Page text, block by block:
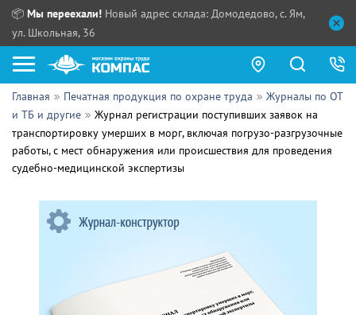
📦 Мы переехали! Новый адрес склада: Домодедово, с. Ям,
ул. Школьная, 36
Как купить?
Прайс-листы
Сотрудничество
Партнерам
СБ, ВС:
Главная Печатная продукция по охране труда
Журналы по ОТ
и ТБ и другие
Журнал регистрации поступивших заявок на
транспортировку умерших в морг, включая погрузо-разгрузочные
работы, с мест обнаружения или происшествия для проведения
судебно-медицинской экспертизы